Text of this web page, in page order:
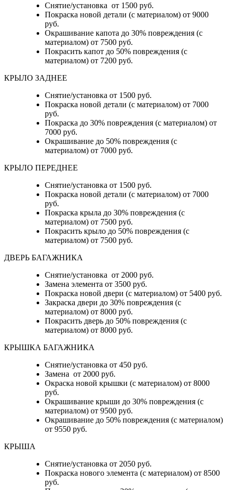
Снятие/установка от 1500 руб.
Покраска новой детали (с материалом) от 9000
руб.
Окрашивание капота до 30% повреждения (с
материалом) от 7500 руб.
Покрасить капот до 50% повреждения (с
материалом) от 7200 руб.
КРЫЛО ЗАДНЕЕ
Снятие/установка от 1500 руб.
Покраска новой детали (с материалом) от 7000
руб.
Покраска до 30% повреждения (с материалом) от
7000 руб.
Окрашивание до 50% повреждения (с
материалом) от 7000 руб.
КРЫЛО ПЕРЕДНЕЕ
Снятие/установка от 1500 руб.
Покраска новой детали (с материалом) от 7000
руб.
Покраска крыла до 30% повреждения (с
материалом) от 7500 руб.
Покрасить крыло до 50% повреждения (с
материалом) от 7500 руб.
ДВЕРЬ БАГАЖНИКА
Снятие/установка от 2000 руб.
Замена элемента от 3500 руб.
Покраска новой двери (с материалом) от 5400 руб.
Закраска двери до 30% повреждения (с
материалом) от 8000 руб.
Покрасить дверь до 50% повреждения (с
материалом) от 8000 руб.
КРЫШКА БАГАЖНИКА
Снятие/установка от 450 руб.
Замена от 2000 руб.
Окраска новой крышки (с материалом) от 8000
руб.
Окрашивание крыши до 30% повреждения (с
материалом) от 9500 руб.
Окрашивание до 50% повреждения (с материалом)
от 9550 руб.
КРЫША
Снятие/установка от 2050 руб.
Покраска нового элемента (с материалом) от 8500
руб.